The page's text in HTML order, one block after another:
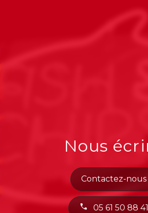
Nous
Contactez-nous
05 61 50 88 41